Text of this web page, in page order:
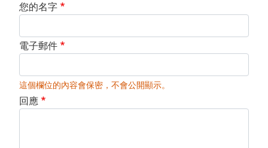
您的名字
電子郵件
這個欄位的內容會保密，不會公開顯示。
回應